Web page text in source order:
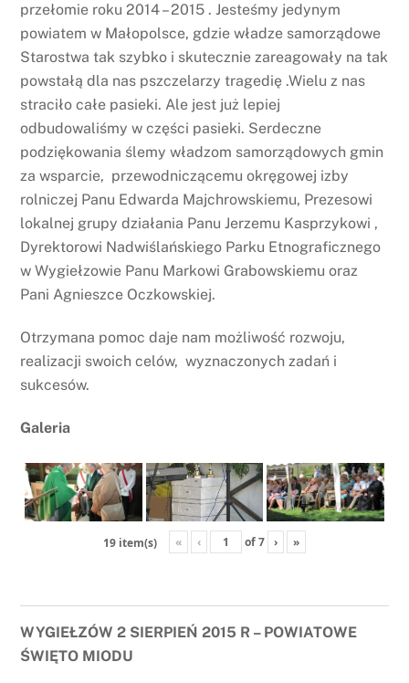
przełomie roku 2014 – 2015 . Jesteśmy jedynym
powiatem w Małopolsce, gdzie władze samorządowe
Starostwa tak szybko i skutecznie zareagowały na tak
powstałą dla nas pszczelarzy tragedię .Wielu z nas
straciło całe pasieki. Ale jest już lepiej
odbudowaliśmy w części pasieki. Serdeczne
podziękowania ślemy władzom samorządowych gmin
za wsparcie, przewodniczącemu okręgowej izby
rolniczej Panu Edwarda Majchrowskiemu, Prezesowi
lokalnej grupy działania Panu Jerzemu Kasprzykowi ,
Dyrektorowi Nadwiślańskiego Parku Etnograficznego
w Wygiełzowie Panu Markowi Grabowskiemu oraz
Pani Agnieszce Oczkowskiej.
Otrzymana pomoc daje nam możliwość rozwoju,
realizacji swoich celów, wyznaczonych zadań i
sukcesów.
Galeria
19 item(s) « ‹ of7 › »
WYGIEŁZÓW 2 SIERPIEŃ 2015 R – POWIATOWE
ŚWIĘTO MIODU